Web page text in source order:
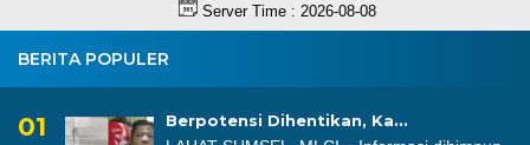
Server Time : 2026-08-08
BERITA POPULER
Berpotensi Dihentikan, Ka...